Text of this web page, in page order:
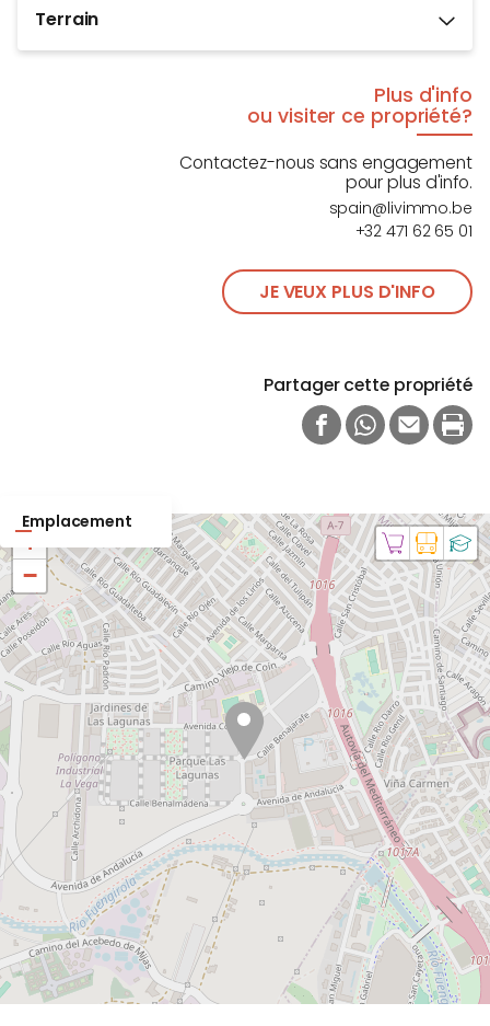
Terrain
Plus d'info
ou visiter ce propriété?
Contactez-nous sans engagement
pour plus d'info.
spain@livimmo.be
+32 471 62 65 01
JE VEUX PLUS D'INFO
Partager cette propriété
FACEBOOK
WHATSAPP
E-MAIL
Emplacement
+
−